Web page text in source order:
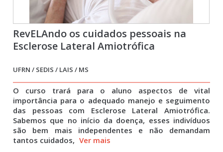
RevELAndo os cuidados pessoais na
Esclerose Lateral Amiotrófica
UFRN / SEDIS / LAIS / MS
O curso trará para o aluno aspectos de vital
importância para o adequado manejo e seguimento
das pessoas com Esclerose Lateral Amiotrófica.
Sabemos que no início da doença, esses indivíduos
são bem mais independentes e não demandam
tantos cuidados, Ver mais